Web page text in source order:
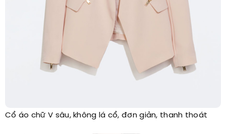
Cổ áo chữ V sâu, không lá cổ, đơn giản, thanh thoát